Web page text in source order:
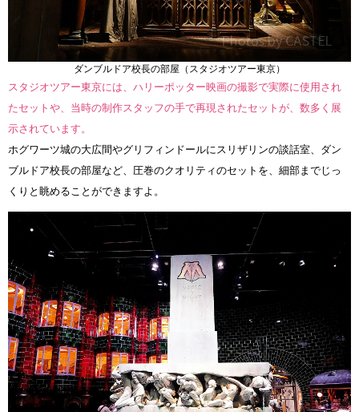
ダンブルドア校長の部屋（スタジオツアー東京）
スタジオツアー東京には、ハリーポッター映画の撮影で実際に使用され
たセットや、当時の制作スタッフの手で再現されたセットが、数多く展
示されています。
ホグワーツ城の大広間やグリフィンドールにスリザリンの談話室、ダン
ブルドア校長の部屋など、圧巻のクオリティのセットを、細部までじっ
くりと眺めることができますよ。